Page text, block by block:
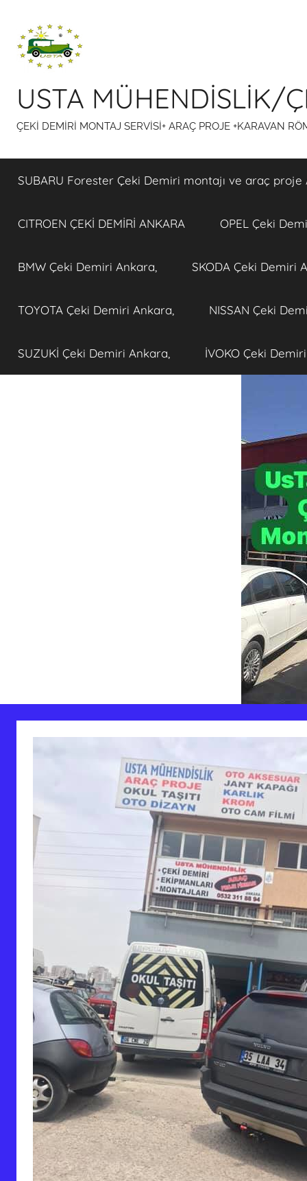
USTA MÜHENDİSLİK/
ÇEKİ DEMİRİ MONTAJ SERVİSİ+ ARAÇ PROJE +KARAVAN
SUBARU Forester Çeki Demiri montajı ve araç proje
CITROEN ÇEKİ DEMİRİ ANKARA OPEL Çeki
BMW Çeki Demiri Ankara, SKODA Çeki Demiri
TOYOTA Çeki Demiri Ankara, NISSAN Çeki
SUZUKİ Çeki Demiri Ankara, İVOKO Çeki